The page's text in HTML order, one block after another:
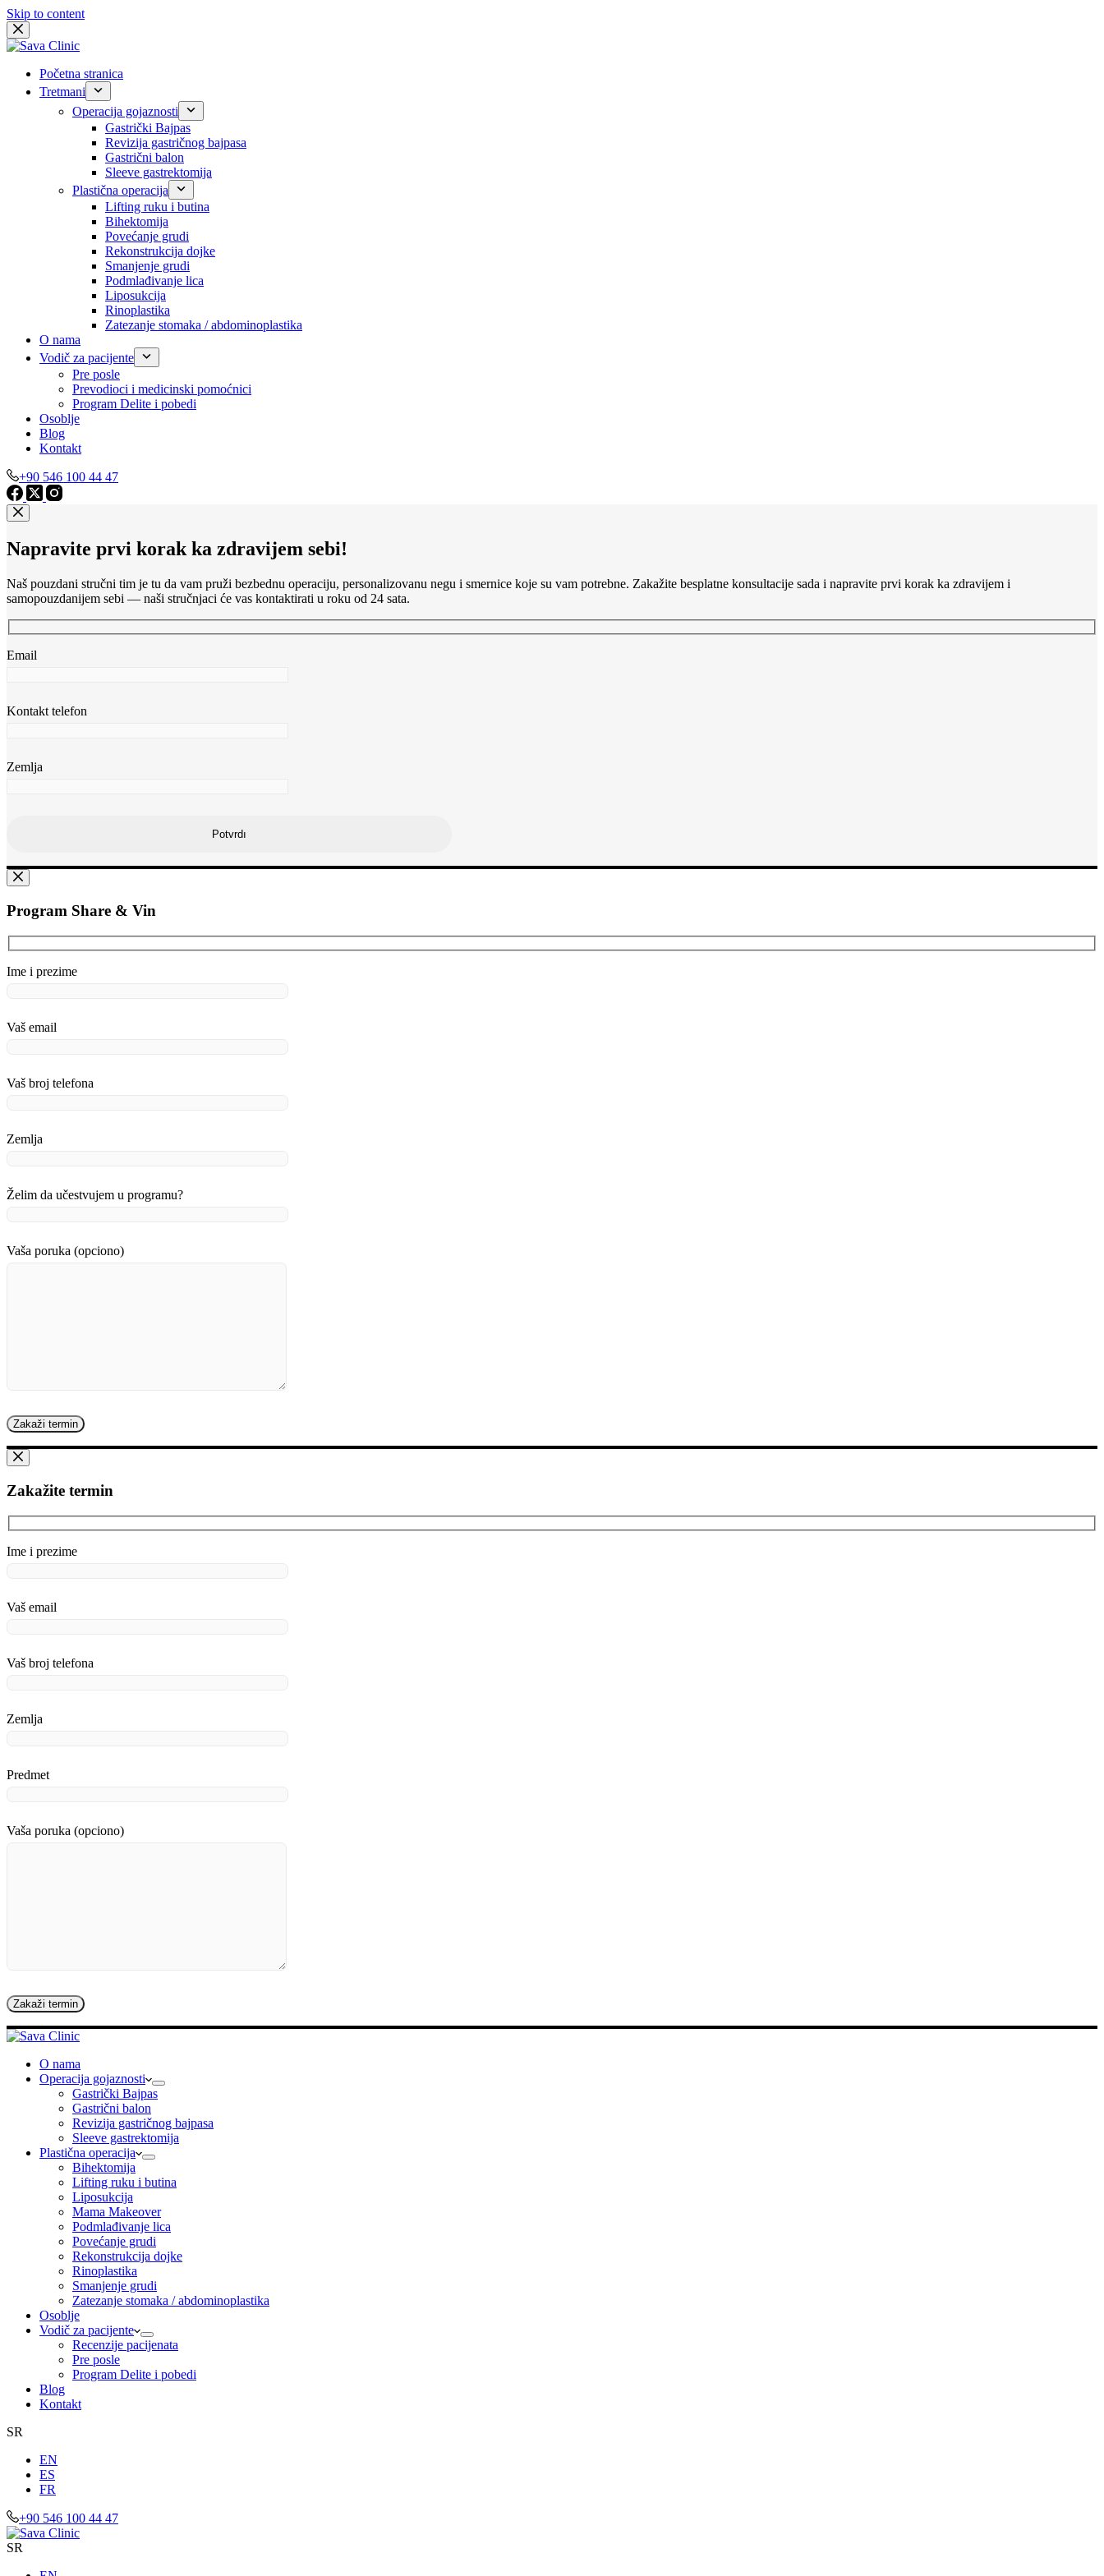
Skip to content
Početna stranica
Tretmani
Operacija gojaznosti
Gastrički Bajpas
Revizija gastričnog bajpasa
Gastrični balon
Sleeve gastrektomija
Plastična operacija
Lifting ruku i butina
Bihektomija
Povećanje grudi
Rekonstrukcija dojke
Smanjenje grudi
Podmlađivanje lica
Liposukcija
Rinoplastika
Zatezanje stomaka / abdominoplastika
O nama
Vodič za pacijente
Pre posle
Prevodioci i medicinski pomoćnici
Program Delite i pobedi
Osoblje
Blog
Kontakt
+90 546 100 44 47
Napravite prvi korak ka zdravijem sebi!
Naš pouzdani stručni tim je tu da vam pruži bezbednu operaciju, personalizovanu negu i smernice koje su vam potrebne. Zakažite besplatne konsultacije sada i napravite prvi korak ka zdravijem i
samopouzdanijem sebi — naši stručnjaci će vas kontaktirati u roku od 24 sata.
Email
Kontakt telefon
Zemlja
Program Share & Vin
Ime i prezime
Vaš email
Vaš broj telefona
Zemlja
Želim da učestvujem u programu?
Vaša poruka (opciono)
Zakažite termin
Ime i prezime
Vaš email
Vaš broj telefona
Zemlja
Predmet
Vaša poruka (opciono)
O nama
Operacija gojaznosti
Gastrički Bajpas
Gastrični balon
Revizija gastričnog bajpasa
Sleeve gastrektomija
Plastična operacija
Bihektomija
Lifting ruku i butina
Liposukcija
Mama Makeover
Podmlađivanje lica
Povećanje grudi
Rekonstrukcija dojke
Rinoplastika
Smanjenje grudi
Zatezanje stomaka / abdominoplastika
Osoblje
Vodič za pacijente
Recenzije pacijenata
Pre posle
Program Delite i pobedi
Blog
Kontakt
SR
EN
ES
FR
+90 546 100 44 47
SR